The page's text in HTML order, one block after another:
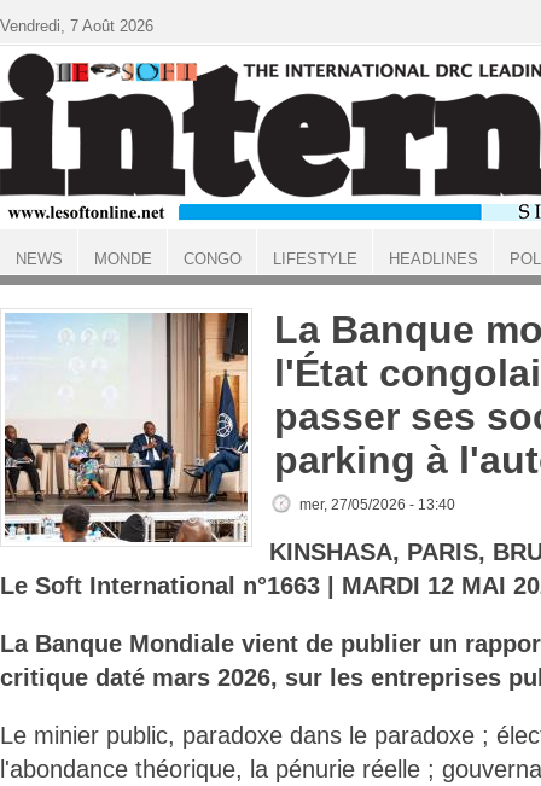
ACCUEIL
La Banque
l'État
passer ses
parking à
mer, 27/05/2026 - 13:40
KINSHASA, PARIS,
Le Soft International n°1663 | MARDI 12 MAI
La Banque Mondiale vient de publier un
critique daté mars 2026, sur les entreprises
Le minier public, paradoxe dans le paradoxe ;
l'abondance théorique, la pénurie réelle ;
Vendredi, 7 Août 2026
NEWS MONDE CONGO LIFESTYLE HEADLINES